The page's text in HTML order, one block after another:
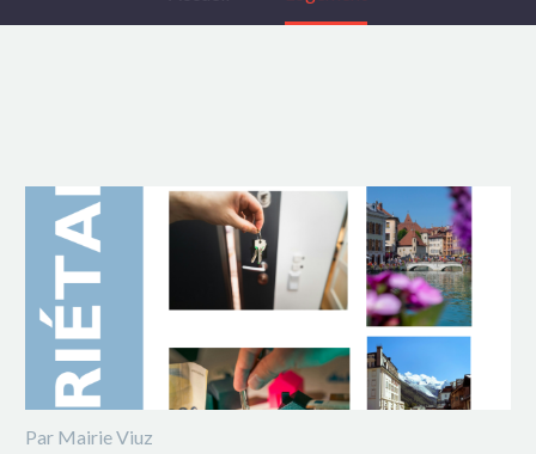
Par Mairie Viuz